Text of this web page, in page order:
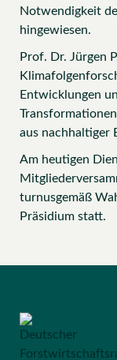
Notwendigkeit
hingewiesen.
Prof. Dr. Jürgen
Entwicklungen
aus nachhaltiger
Am heutigen
turnusgemäß
Präsidium statt.